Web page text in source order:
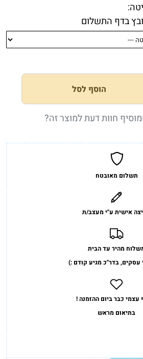
בדף התשלום
הוסף לסל
חוות דעת למוצר זה?
תשלום מאובטח
אישית ע"י מעצב/ת
מהיר עד הבית
עצמי כבר ביום ההזמנה !
בתיאום מראש